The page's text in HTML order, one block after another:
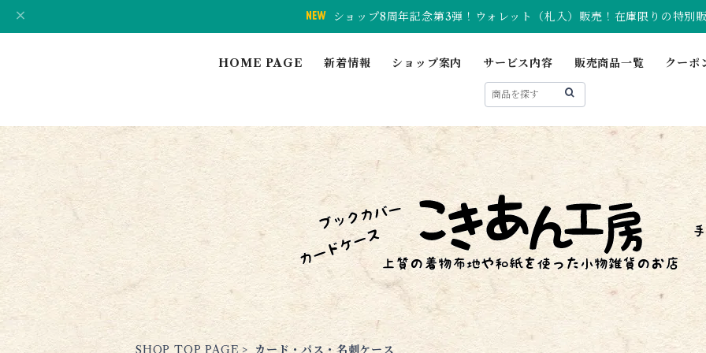
ショップ8周年記念第3弾！ウォレット（札入）販売！在庫限りの特別
HOME PAGE 新着情報 ショップ案内 サービス内容 販売商品一覧 クーポ
SHOP TOP PAGE カード・パス・名刺ケース